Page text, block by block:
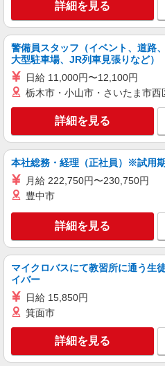
サミットストア 下倉田店
スーパー店内ベ
時給1225円
る） ★22時以降は平日時給の3割増！（22時以降
■サミットス
戸塚区下倉田町
キープ
パート
サミットストア 下倉田店
スーパー店内品
■サミットス
戸塚区下倉田町
キープ
アルバイト パート
サミットストア 踊場駅前店
スーパー店内鮮
時給1225円 ★22時以降は平日時給の3割増！
（22時以降の勤
詳細を見る
警備員スタッフ（イベント、道路、
大型駐車場、JR列車見張りなど）
日給 11,000円〜12,100円
栃木市・小山市・さいたま市
詳細を見る
本社総務・経理（正社員）※試用
月給 222,750円〜230,750円
豊中市
詳細を見る
マイクロバスにて教習所に通う生
イバー
日給 15,850円
箕面市
詳細を見る